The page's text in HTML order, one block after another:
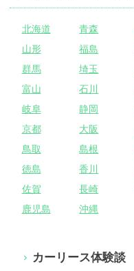
北海道 青森
山形
福島
群馬
埼玉
富山
石川
岐阜
静岡
京都
大阪
鳥取
島根
徳島
香川
佐賀
長崎
鹿児島
沖縄
カーリース体験談